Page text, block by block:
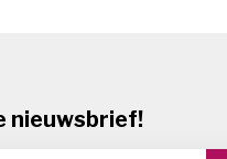
nieuwsbrief!